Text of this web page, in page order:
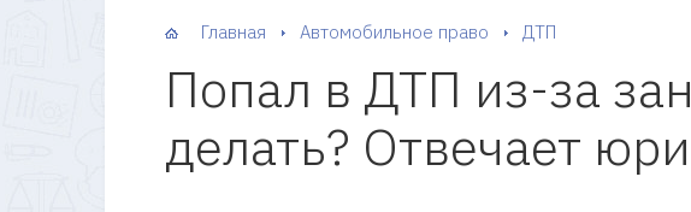
Главная Автомобильное право ДТП
Попал в ДТП из-за
делать? Отвечает